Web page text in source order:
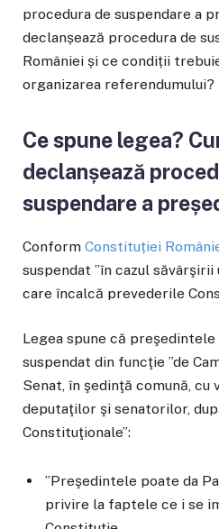
procedura de suspendare a
declanșează procedura de
României și ce condiții
organizarea referendumului?
Ce spune legea?
declanșează
suspendare a
Conform Constituției
suspendat ”în cazul
care încalcă prevederile
Legea spune că
suspendat din funcţie ”de
Senat, în şedinţă comună,
deputaţilor şi senatorilor,
Constituţionale”:
”Preşedintele poate da
privire la faptele ce i se